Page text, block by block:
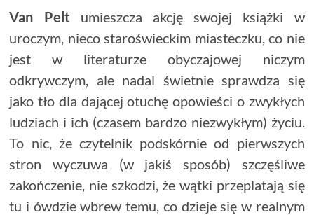
Van Pelt umieszcza akcję swojej książki w
uroczym, nieco staroświeckim miasteczku, co nie
jest w literaturze obyczajowej niczym
odkrywczym, ale nadal świetnie sprawdza się
jako tło dla dającej otuchę opowieści o zwykłych
ludziach i ich (czasem bardzo niezwykłym) życiu.
To nic, że czytelnik podskórnie od pierwszych
stron wyczuwa (w jakiś sposób) szczęśliwe
zakończenie, nie szkodzi, że wątki przeplatają się
tu i ówdzie wbrew temu, co dzieje się w realnym